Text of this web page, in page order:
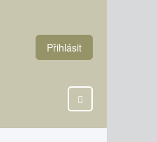
Přihlásit